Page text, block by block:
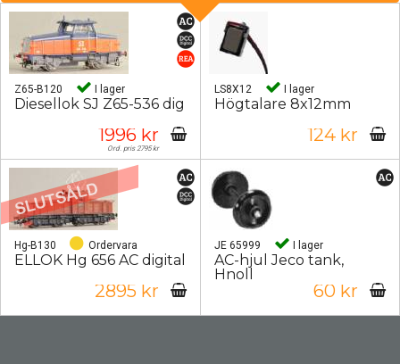
Z65-B120 I lager
Diesellok SJ Z65-536 dig
1996 kr
Ord. pris 2795 kr
LS8X12 I lager
Högtalare 8x12mm
124 kr
Hg-B130 Ordervara
ELLOK Hg 656 AC digital
2895 kr
JE 65999 I lager
AC-hjul Jeco tank,
Hnoll
60 kr